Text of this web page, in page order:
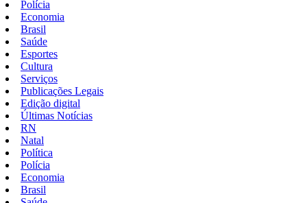
Polícia
Economia
Brasil
Saúde
Esportes
Cultura
Serviços
Publicações Legais
Edição digital
Últimas Notícias
RN
Natal
Política
Polícia
Economia
Brasil